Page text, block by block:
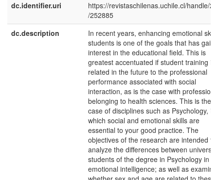
dc.identifier.uri
https://revistaschilenas.uchile.cl/handle/
/252885
dc.description
In recent years, enhancing emotional
students is one of the goals that has
interest in the educational field. This is
greatest accentuated if student training is
related in the future to the professional
performance associated with social
interaction, as is the case with professions
belonging to health sciences. This is the
case of disciplines such as Psychology, in
which social and emotional skills are
essential to your good practice. The
objectives of the research are intended to
analyze the differences between university
students of the degree in Psychology in
emotional intelligence; as well as